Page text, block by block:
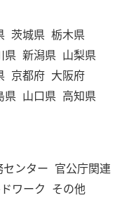
茨城県 栃木県
県 新潟県 山梨県
京都府 大阪府
県 山口県 高知県
センター
官公庁関連
ワーク その他